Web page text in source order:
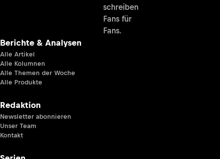
schreiben
Fans für
Fans.
Berichte & Analysen
Alle Artikel
Alle Kolumnen
Alle Themen der Woche
Alle Produkte
Redaktion
Newsletter abonnieren
Unser Team
Kontakt